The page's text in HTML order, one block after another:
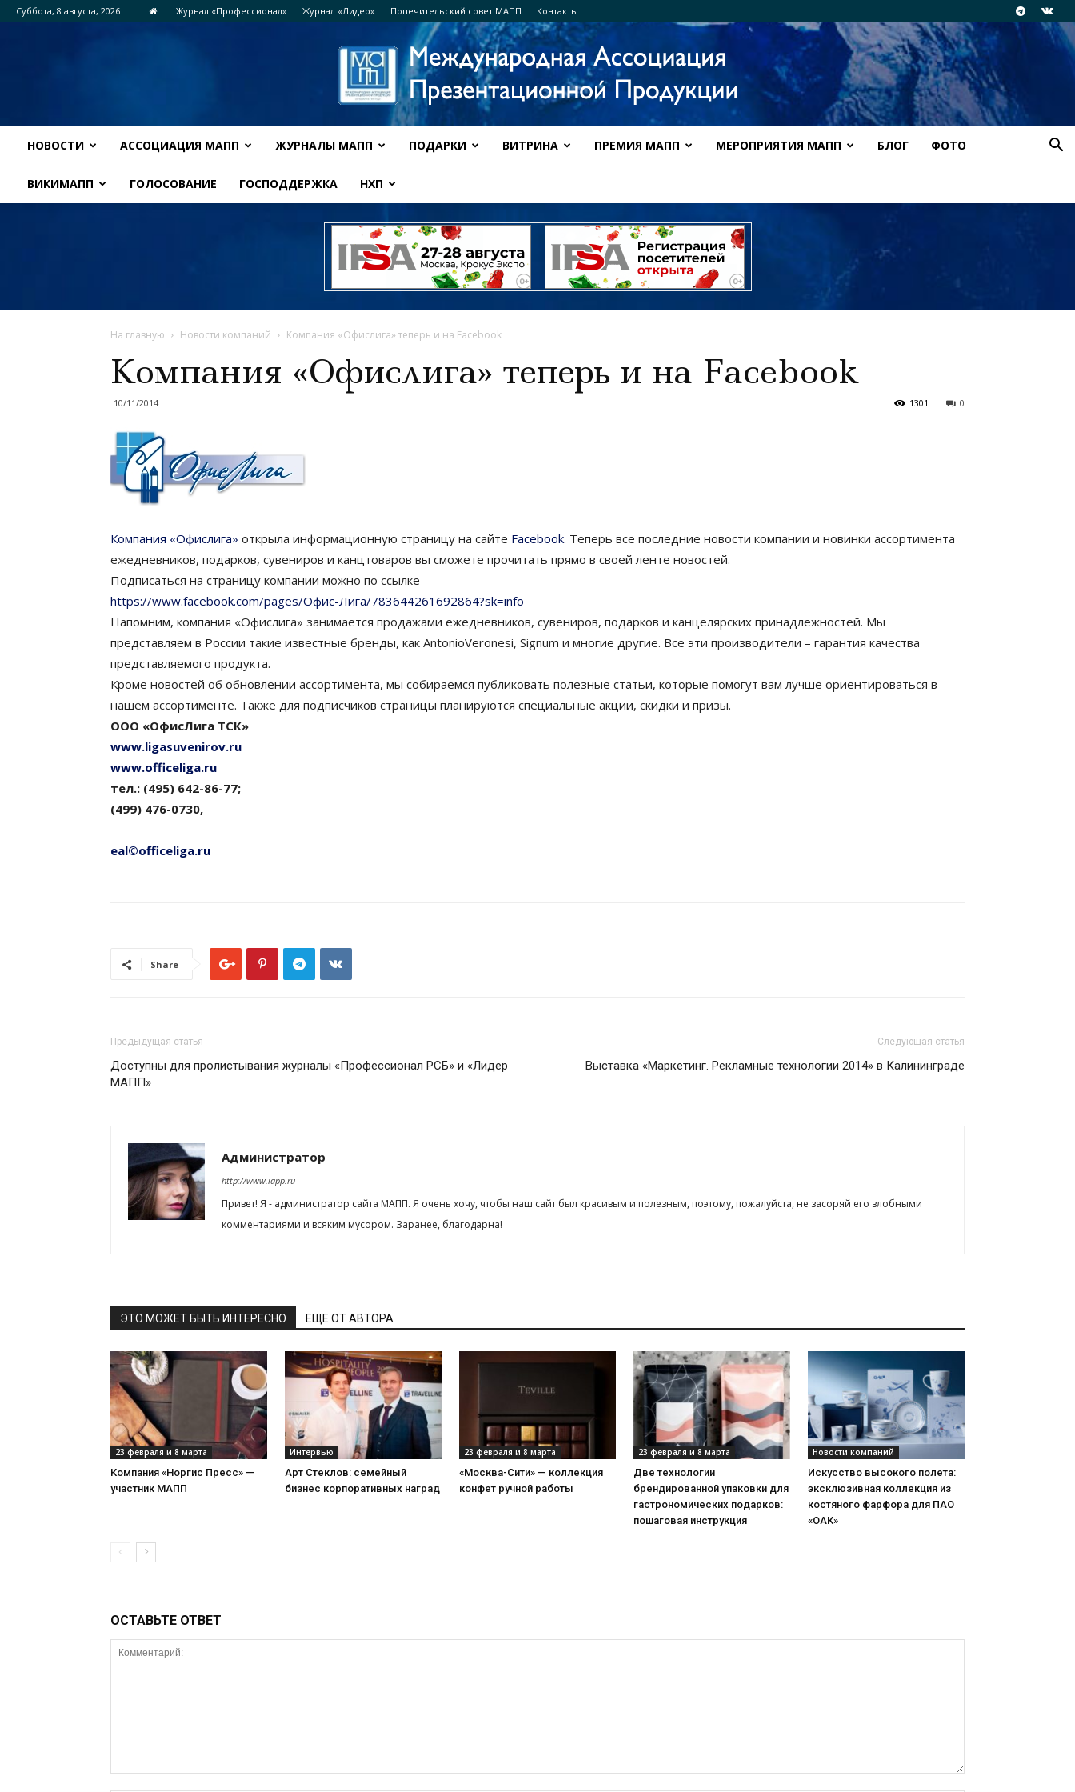
Суббота, 8 августа, 2026 Журнал «Профессионал» Журнал «Лидер» Попечительский совет МАПП Контакты
НОВОСТИ АССОЦИАЦИЯ МАПП ЖУРНАЛЫ МАПП ПОДАРКИ ВИТРИНА ПРЕМИЯ МАПП МЕРОПРИЯТИЯ МАПП БЛОГ ФОТО
ВИКИМАПП ГОЛОСОВАНИЕ ГОСПОДДЕРЖКА НХП
На главную Новости компаний Компания «Офислига» теперь и на Facebook
Компания «Офислига» теперь и на Facebook
10/11/2014 0
1301
Компания «Офислига» открыла информационную страницу на сайте Facebook. Теперь все последние новости компании и новинки ассортимента
ежедневников, подарков, сувениров и канцтоваров вы сможете прочитать прямо в своей ленте новостей.
Подписаться на страницу компании можно по ссылке
https://www.facebook.com/pages/Офис-Лига/783644261692864?sk=info
Напомним, компания «Офислига» занимается продажами ежедневников, сувениров, подарков и канцелярских принадлежностей. Мы
представляем в России такие известные бренды, как AntonioVeronesi, Signum и многие другие. Все эти производители – гарантия качества
представляемого продукта.
Кроме новостей об обновлении ассортимента, мы собираемся публиковать полезные статьи, которые помогут вам лучше ориентироваться в
нашем ассортименте. Также для подписчиков страницы планируются специальные акции, скидки и призы.
ООО «ОфисЛига ТСК»
www.ligasuvenirov.ru
www.officeliga.ru
тел.: (495) 642-86-77;
(499) 476-0730,
eal©officeliga.ru
Share
Предыдущая статья
Доступны для пролистывания журналы «Профессионал РСБ» и «Лидер
МАПП»
Следующая статья
Выставка «Маркетинг. Рекламные технологии 2014» в Калининграде
Администратор
http://www.iapp.ru
Привет! Я - администратор сайта МАПП. Я очень хочу, чтобы наш сайт был красивым и полезным, поэтому, пожалуйста, не засоряй его злобными
комментариями и всяким мусором. Заранее, благодарна!
ЭТО МОЖЕТ БЫТЬ ИНТЕРЕСНО ЕЩЕ ОТ АВТОРА
23 февраля и 8 марта
Компания «Норгис Пресс» —
участник МАПП
Интервью
Арт Стеклов: семейный
бизнес корпоративных наград
23 февраля и 8 марта
«Москва-Сити» — коллекция
конфет ручной работы
23 февраля и 8 марта
Две технологии
брендированной упаковки для
гастрономических подарков:
пошаговая инструкция
Новости компаний
Искусство высокого полета:
эксклюзивная коллекция из
костяного фарфора для ПАО
«ОАК»
ОСТАВЬТЕ ОТВЕТ